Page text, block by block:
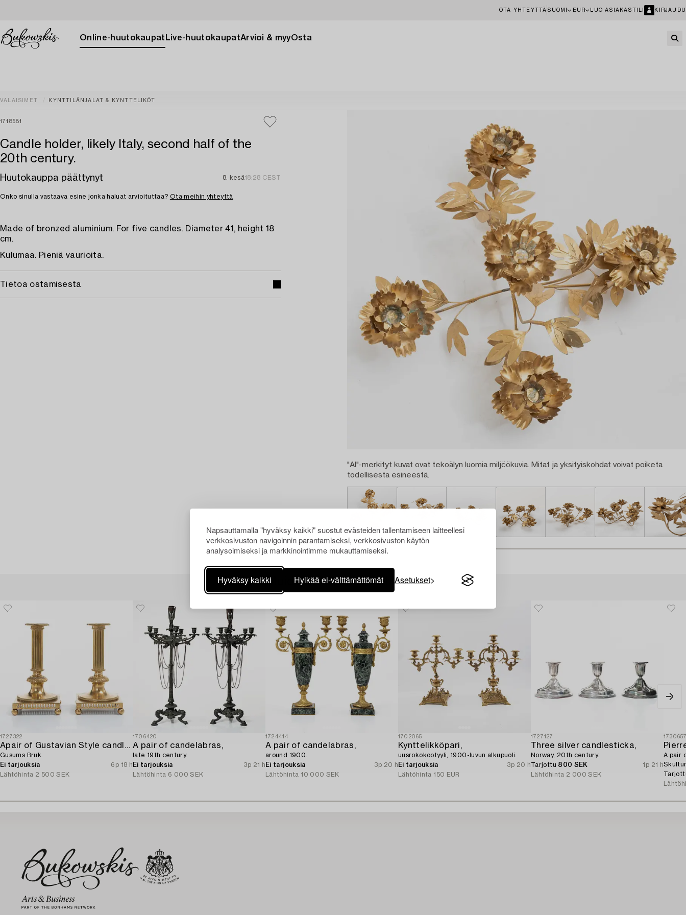
Napsauttamalla "hyväksy kaikki" suostut evästeiden tallentamiseen laitteellesi
verkkosivuston navigoinnin parantamiseksi, verkkosivuston käytön
analysoimiseksi ja markkinointimme mukauttamiseksi.
Hyväksy kaikki Hylkää ei-välttämättömät Asetukset
OTA YHTEYTTÄ SUOMI EUR LUO ASIAKASTILI KIRJAUDU
Online-huutokaupat Live-huutokaupatArvioi & myyOsta
VALAISIMET KYNTTILÄNJALAT & KYNTTELIKÖT
1718581
Candle holder, likely Italy, second half of the
20th century.
Huutokauppa päättynyt 8. kesä18:28 CEST
Onko sinulla vastaava esine jonka haluat arvioituttaa? Ota meihin yhteyttä
Made of bronzed aluminium. For five candles. Diameter 41, height 18
cm.
Kulumaa. Pieniä vaurioita.
Tietoa ostamisesta
"AI"-merkityt kuvat ovat tekoälyn luomia miljöökuvia. Mitat ja yksityiskohdat voivat poiketa
todellisesta esineestä.
Muiden katsomia kohteita
1727322
Apair of Gustavian Style candlesticks,
Gusums Bruk.
Ei tarjouksia
6p 18 h
Lähtöhinta 2 500 SEK
1706420
A pair of candelabras,
late 19th century.
Ei tarjouksia
3p 21 h
Lähtöhinta 6 000 SEK
1724414
A pair of candelabras,
around 1900.
Ei tarjouksia
3p 20 h
Lähtöhinta 10 000 SEK
1702065
Kynttelikköpari,
uusrokokootyyli, 1900-luvun alkupuoli.
Ei tarjouksia
3p 20 h
Lähtöhinta 150 EUR
1727127
Three silver candlesticka,
Norway, 20th century.
Tarjottu 800 SEK
1p 21 h
Lähtöhinta 2 000 SEK
A pair